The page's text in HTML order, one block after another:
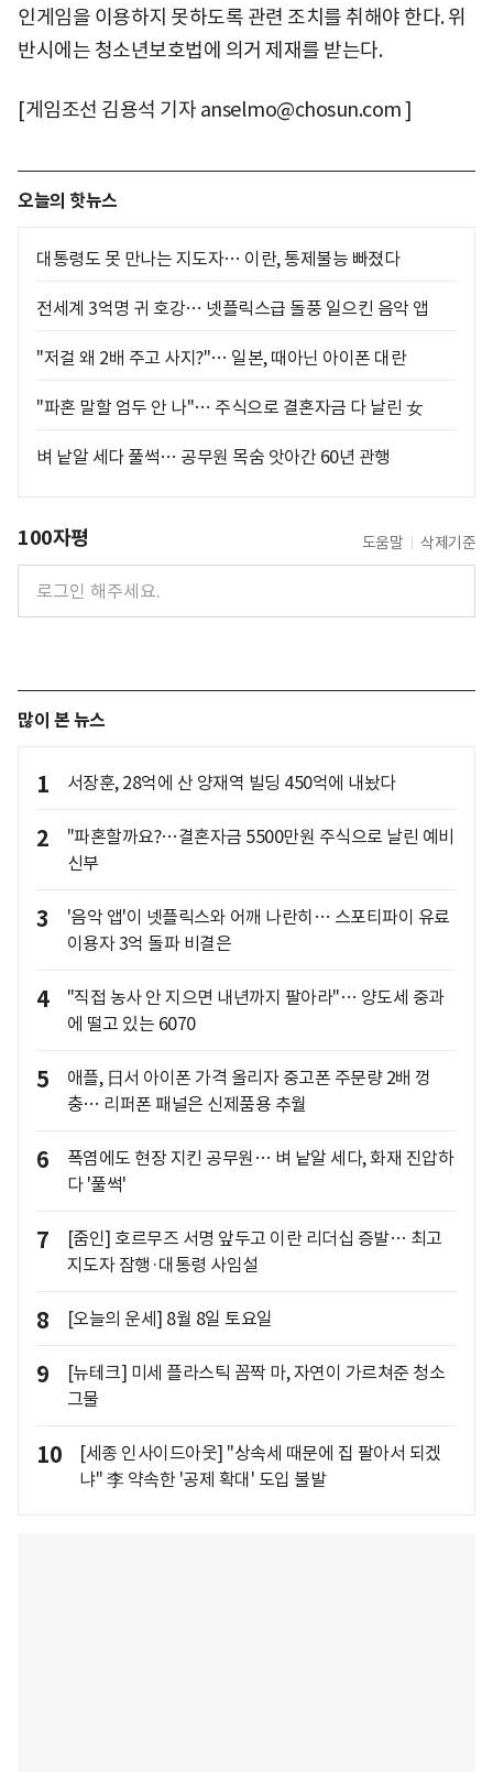
인게임을 이용하지 못하도록 관련 조치를 취해야 한다. 위
반시에는 청소년보호법에 의거 제재를 받는다.
[게임조선 김용석 기자 anselmo@chosun.com ]
오늘의 핫뉴스
대통령도 못 만나는 지도자… 이란, 통제불능 빠졌다
전세계 3억명 귀 호강… 넷플릭스급 돌풍 일으킨 음악 앱
"저걸 왜 2배 주고 사지?"… 일본, 때아닌 아이폰 대란
"파혼 말할 엄두 안 나"… 주식으로 결혼자금 다 날린 女
벼 낱알 세다 풀썩… 공무원 목숨 앗아간 60년 관행
100자평 도움말 삭제기준
많이 본 뉴스
1 서장훈, 28억에 산 양재역 빌딩 450억에 내놨다
2
"파혼할까요?…결혼자금 5500만원 주식으로 날린 예비
신부
3
'음악 앱'이 넷플릭스와 어깨 나란히… 스포티파이 유료
이용자 3억 돌파 비결은
4
"직접 농사 안 지으면 내년까지 팔아라"… 양도세 중과
에 떨고 있는 6070
5
애플, 日서 아이폰 가격 올리자 중고폰 주문량 2배 껑
충… 리퍼폰 패널은 신제품용 추월
6
폭염에도 현장 지킨 공무원… 벼 낱알 세다, 화재 진압하
다 '풀썩'
7
[줌인] 호르무즈 서명 앞두고 이란 리더십 증발… 최고
지도자 잠행·대통령 사임설
8 [오늘의 운세] 8월 8일 토요일
9
[뉴테크] 미세 플라스틱 꼼짝 마, 자연이 가르쳐준 청소
그물
10
[세종 인사이드아웃] "상속세 때문에 집 팔아서 되겠
냐" 李 약속한 '공제 확대' 도입 불발